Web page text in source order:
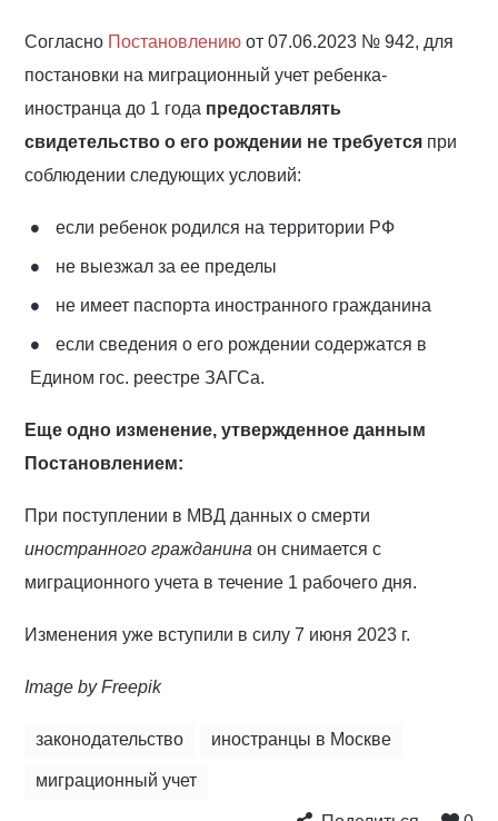
Согласно Постановлению от 07.06.2023 № 942, для
постановки на миграционный учет ребенка-
иностранца до 1 года предоставлять
свидетельство о его рождении не требуется при
соблюдении следующих условий:
если ребенок родился на территории РФ
не выезжал за ее пределы
не имеет паспорта иностранного гражданина
если сведения о его рождении содержатся в
Едином гос. реестре ЗАГСа.
Еще одно изменение, утвержденное данным
Постановлением:
При поступлении в МВД данных о смерти
иностранного гражданина он снимается с
миграционного учета в течение 1 рабочего дня.
Изменения уже вступили в силу 7 июня 2023 г.
Image by Freepik
законодательство иностранцы в Москве
миграционный учет